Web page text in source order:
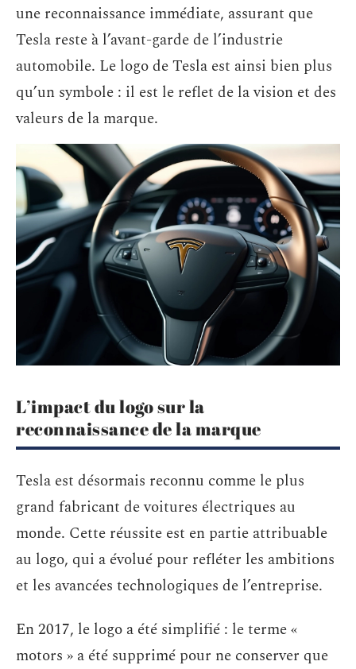
une reconnaissance immédiate, assurant que
Tesla reste à l’avant-garde de l’industrie
automobile. Le logo de Tesla est ainsi bien plus
qu’un symbole : il est le reflet de la vision et des
valeurs de la marque.
L’impact du logo sur la
reconnaissance de la marque
Tesla est désormais reconnu comme le plus
grand fabricant de voitures électriques au
monde. Cette réussite est en partie attribuable
au logo, qui a évolué pour refléter les ambitions
et les avancées technologiques de l’entreprise.
En 2017, le logo a été simplifié : le terme «
motors » a été supprimé pour ne conserver que